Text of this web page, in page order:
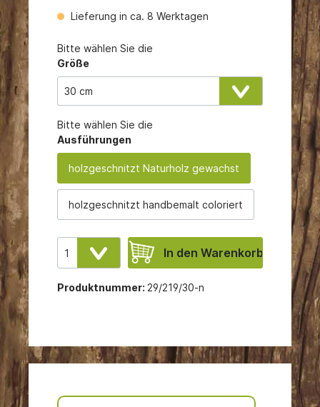
Lieferung in ca. 8 Werktagen
Bitte wählen Sie die
Größe
Bitte wählen Sie die
Ausführungen
holzgeschnitzt Naturholz gewachst
holzgeschnitzt handbemalt coloriert
In den Warenkorb
Produktnummer: 29/219/30-n